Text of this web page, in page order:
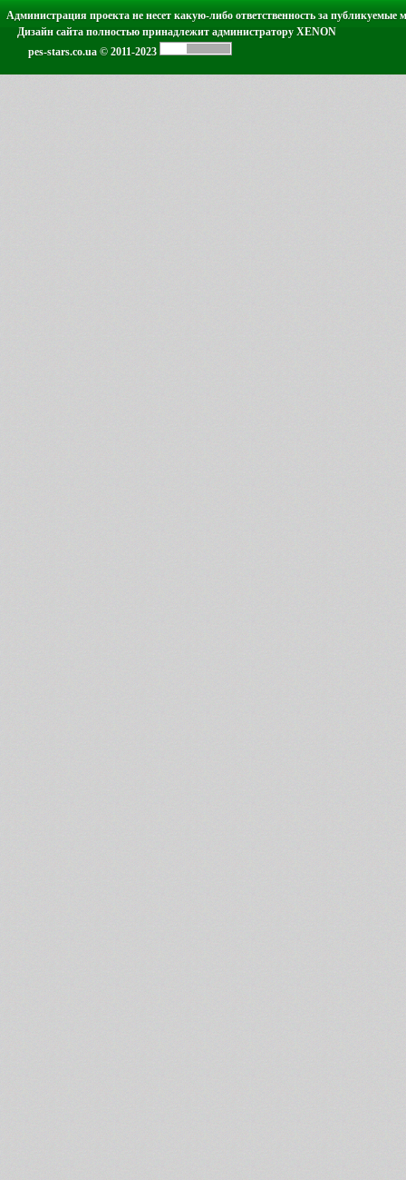
Администрация проекта не несет какую-либо ответственность за публикуемые
Дизайн сайта полностью принадлежит администратору XENON
pes-stars.co.ua © 2011-2023